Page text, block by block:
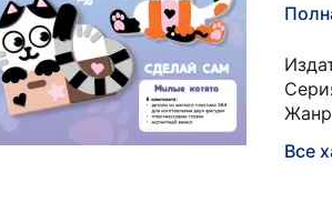
Жанр
Все